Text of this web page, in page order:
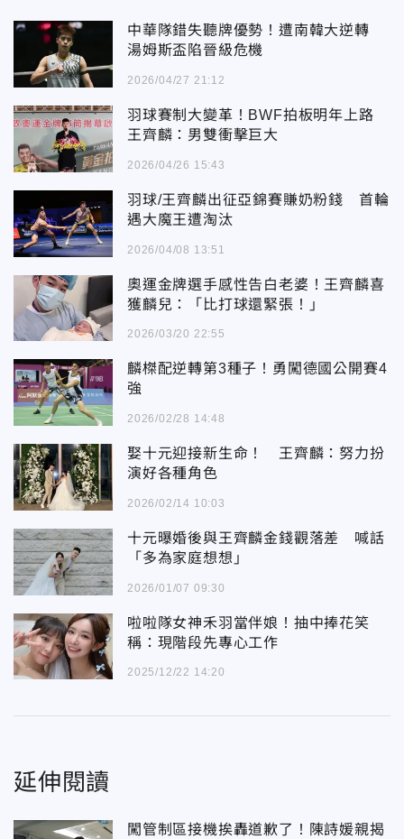
中華隊錯失聽牌優勢！遭南韓大逆轉
湯姆斯盃陷晉級危機
2026/04/27 21:12
羽球賽制大變革！BWF拍板明年上路
王齊麟：男雙衝擊巨大
2026/04/26 15:43
羽球/王齊麟出征亞錦賽賺奶粉錢 首輪
遇大魔王遭淘汰
2026/04/08 13:51
奧運金牌選手感性告白老婆！王齊麟喜
獲麟兒：「比打球還緊張！」
2026/03/20 22:55
麟榤配逆轉第3種子！勇闖德國公開賽4
強
2026/02/28 14:48
娶十元迎接新生命！ 王齊麟：努力扮
演好各種角色
2026/02/14 10:03
十元曝婚後與王齊麟金錢觀落差 喊話
「多為家庭想想」
2026/01/07 09:30
啦啦隊女神禾羽當伴娘！抽中捧花笑
稱：現階段先專心工作
2025/12/22 14:20
延伸閱讀
闖管制區接機挨轟道歉了！陳詩媛親揭